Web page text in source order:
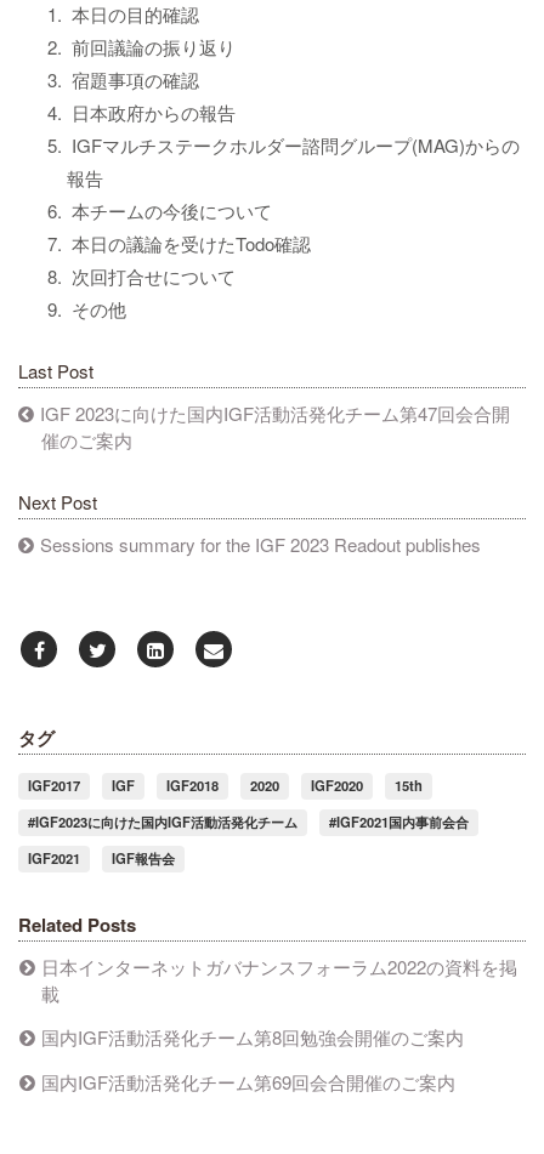
本日の目的確認
前回議論の振り返り
宿題事項の確認
日本政府からの報告
IGFマルチステークホルダー諮問グループ(MAG)からの
報告
本チームの今後について
本日の議論を受けたTodo確認
次回打合せについて
その他
Last Post
IGF 2023に向けた国内IGF活動活発化チーム第47回会合開
催のご案内
Next Post
Sessions summary for the IGF 2023 Readout publishes
タグ
IGF2017 IGF IGF2018 2020 IGF2020
15th
#IGF2023に向けた国内IGF活動活発化チーム
#IGF2021国内事前会合
IGF2021
IGF報告会
Related Posts
日本インターネットガバナンスフォーラム2022の資料を掲
載
国内IGF活動活発化チーム第8回勉強会開催のご案内
国内IGF活動活発化チーム第69回会合開催のご案内